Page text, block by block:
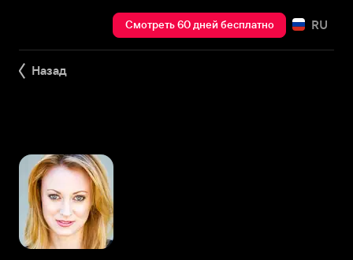
Смотреть 60 дней бесплатно RU
Назад